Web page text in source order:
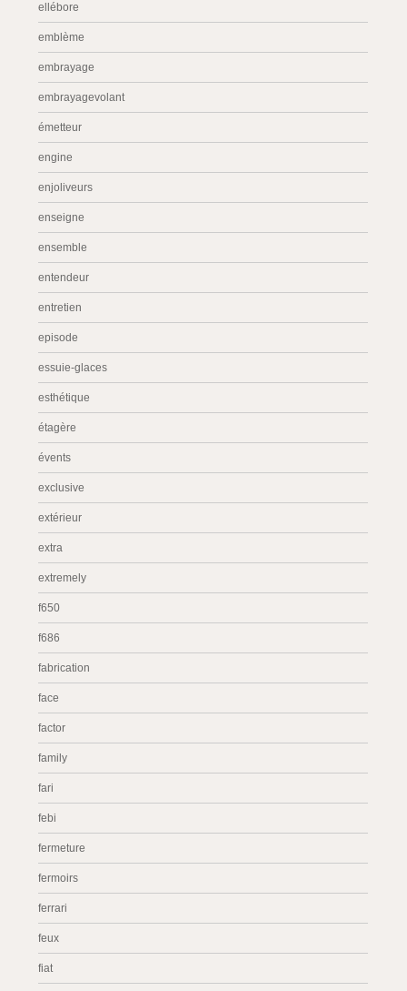
ellébore
emblème
embrayage
embrayagevolant
émetteur
engine
enjoliveurs
enseigne
ensemble
entendeur
entretien
episode
essuie-glaces
esthétique
étagère
évents
exclusive
extérieur
extra
extremely
f650
f686
fabrication
face
factor
family
fari
febi
fermeture
fermoirs
ferrari
feux
fiat